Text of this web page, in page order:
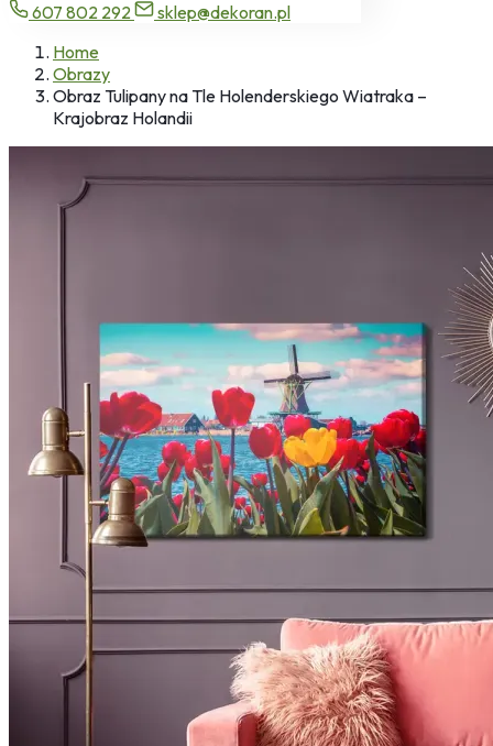
607 802 292
sklep@dekoran.pl
Home
Obrazy
Obraz Tulipany na Tle Holenderskiego Wiatraka –
Krajobraz Holandii